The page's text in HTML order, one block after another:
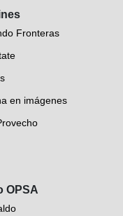
Fronteras
en imágenes
OPSA